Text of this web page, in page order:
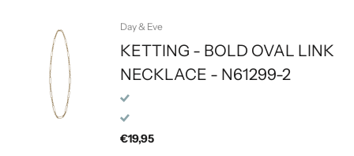
Day & Eve
KETTING - BOLD OVAL LINK
NECKLACE - N61299-2
€19,95